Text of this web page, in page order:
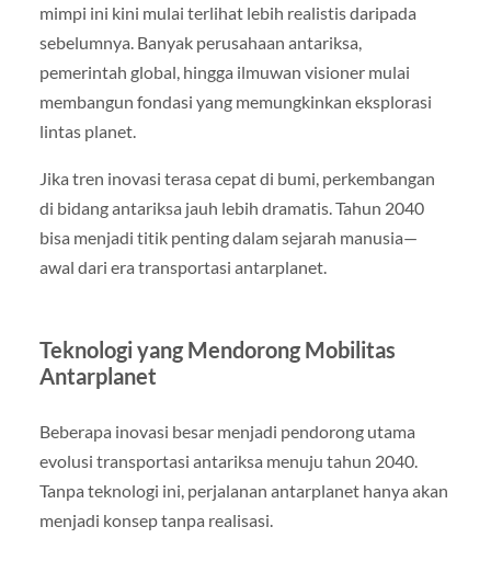
mimpi ini kini mulai terlihat lebih realistis daripada
sebelumnya. Banyak perusahaan antariksa,
pemerintah global, hingga ilmuwan visioner mulai
membangun fondasi yang memungkinkan eksplorasi
lintas planet.
Jika tren inovasi terasa cepat di bumi, perkembangan
di bidang antariksa jauh lebih dramatis. Tahun 2040
bisa menjadi titik penting dalam sejarah manusia—
awal dari era transportasi antarplanet.
Teknologi yang Mendorong Mobilitas
Antarplanet
Beberapa inovasi besar menjadi pendorong utama
evolusi transportasi antariksa menuju tahun 2040.
Tanpa teknologi ini, perjalanan antarplanet hanya akan
menjadi konsep tanpa realisasi.